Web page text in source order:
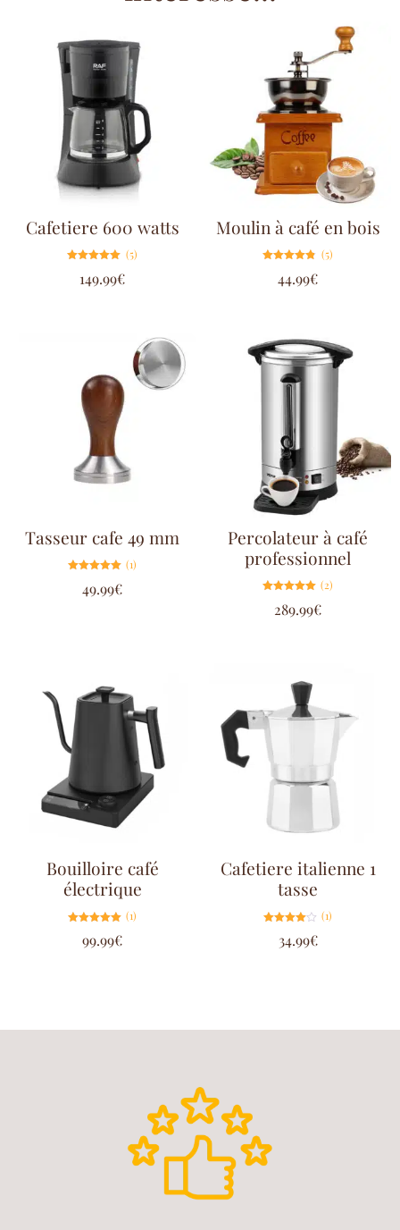
Cafetiere 600 watts
5.00
sur 5
(5)
149.99€
Moulin à café en bois
4.80
sur 5
(5)
44.99€
Tasseur cafe 49 mm
5.00
sur 5
(1)
49.99€
Percolateur à café
professionnel
5.00
sur 5
(2)
289.99€
Bouilloire café
électrique
5.00
sur 5
(1)
99.99€
Cafetiere italienne 1
tasse
4.00
sur 5
(1)
34.99€